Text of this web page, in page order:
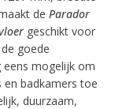
de Parador
geschikt voor
goede
mogelijk om
en badkamers toe
duurzaam,